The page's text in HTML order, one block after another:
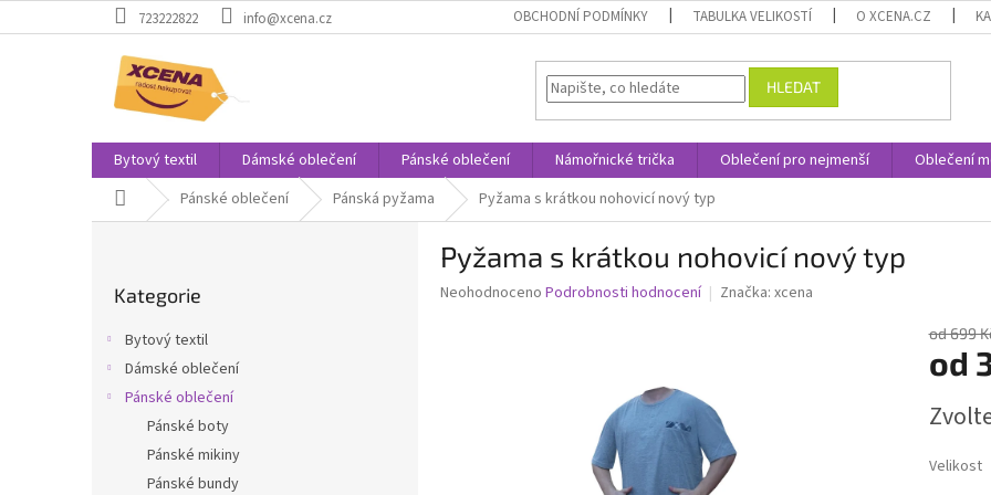
na
723222822 info@xcena.cz OBCHODNÍ PODMÍNKY TABULKA VELIKOSTÍ O XCENA.CZ
HLEDAT
Bytový textil Dámské oblečení Pánské oblečení Námořnické trička Oblečení pro nejmenší Oblečení
Domů Pánské oblečení Pánská pyžama Pyžama s krátkou nohovicí nový typ
kategorie
Kategorie
Bytový textil
Dámské oblečení
Pánské oblečení
Pánské boty
Pánské mikiny
Pánské bundy
Pyžama s krátkou nohovicí nový typ
Průměrné
Neohodnoceno Podrobnosti hodnocení Značka: xcena
od 699
od
cena:
Velikost